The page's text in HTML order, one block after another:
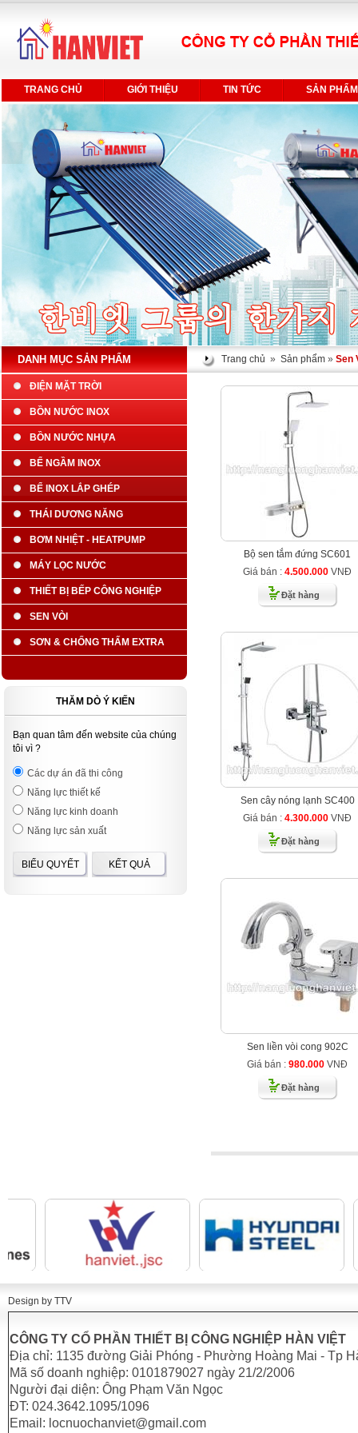
TRANG CHỦ GIỚI THIỆU TIN TỨC SẢN PHẨM
DANH MỤC SẢN PHẨM
ĐIỆN MẶT TRỜI
BỒN NƯỚC INOX
BỒN NƯỚC NHỰA
BỂ NGẦM INOX
BỂ INOX LẮP GHÉP
THÁI DƯƠNG NĂNG
BƠM NHIỆT - HEATPUMP
MÁY LỌC NƯỚC
THIẾT BỊ BẾP CÔNG NGHIỆP
SEN VÒI
SƠN & CHỐNG THẤM EXTRA
THĂM DÒ Ý KIẾN
Bạn quan tâm đến website của chúng
tôi vì ?
Các dự án đã thi công
Năng lực thiết kế
Năng lực kinh doanh
Năng lực sản xuất
BIỂU QUYẾT KẾT QUẢ
Trang chủ » Sản phẩm » Sen
Bộ sen tắm đứng SC601
Giá bán :4.500.000 VNĐ
Đặt hàng
Sen cây nóng lạnh SC400
Giá bán :4.300.000 VNĐ
Đặt hàng
Sen liền vòi cong 902C
Giá bán :980.000 VNĐ
Đặt hàng
Design by TTV
CÔNG TY CỔ PHẦN THIẾT BỊ CÔNG NGHIỆP HÀN VIỆT
Địa chỉ: 1135 đường Giải Phóng - Phường Hoàng Mai - Tp
Mã số doanh nghiệp: 0101879027 ngày 21/2/2006
Người đại diện: Ông Phạm Văn Ngọc
ĐT: 024.3642.1095/1096
Email: locnuochanviet@gmail.com